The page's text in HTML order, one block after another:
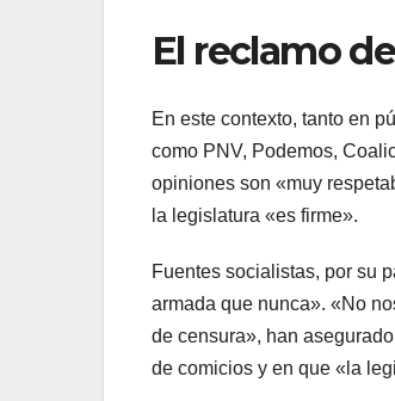
El reclamo
En este contexto, tanto en
como PNV, Podemos,
opiniones son «muy
la legislatura «es firme».
Fuentes socialistas, por su
armada que nunca». «No
de censura», han
de comicios y en que «la